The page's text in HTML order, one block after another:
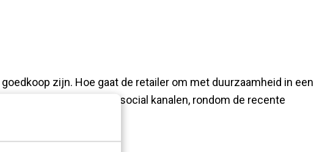
zijn. Hoe gaat de retailer om met duurzaamheid in een
van de pers en op de social kanalen, rondom de recente